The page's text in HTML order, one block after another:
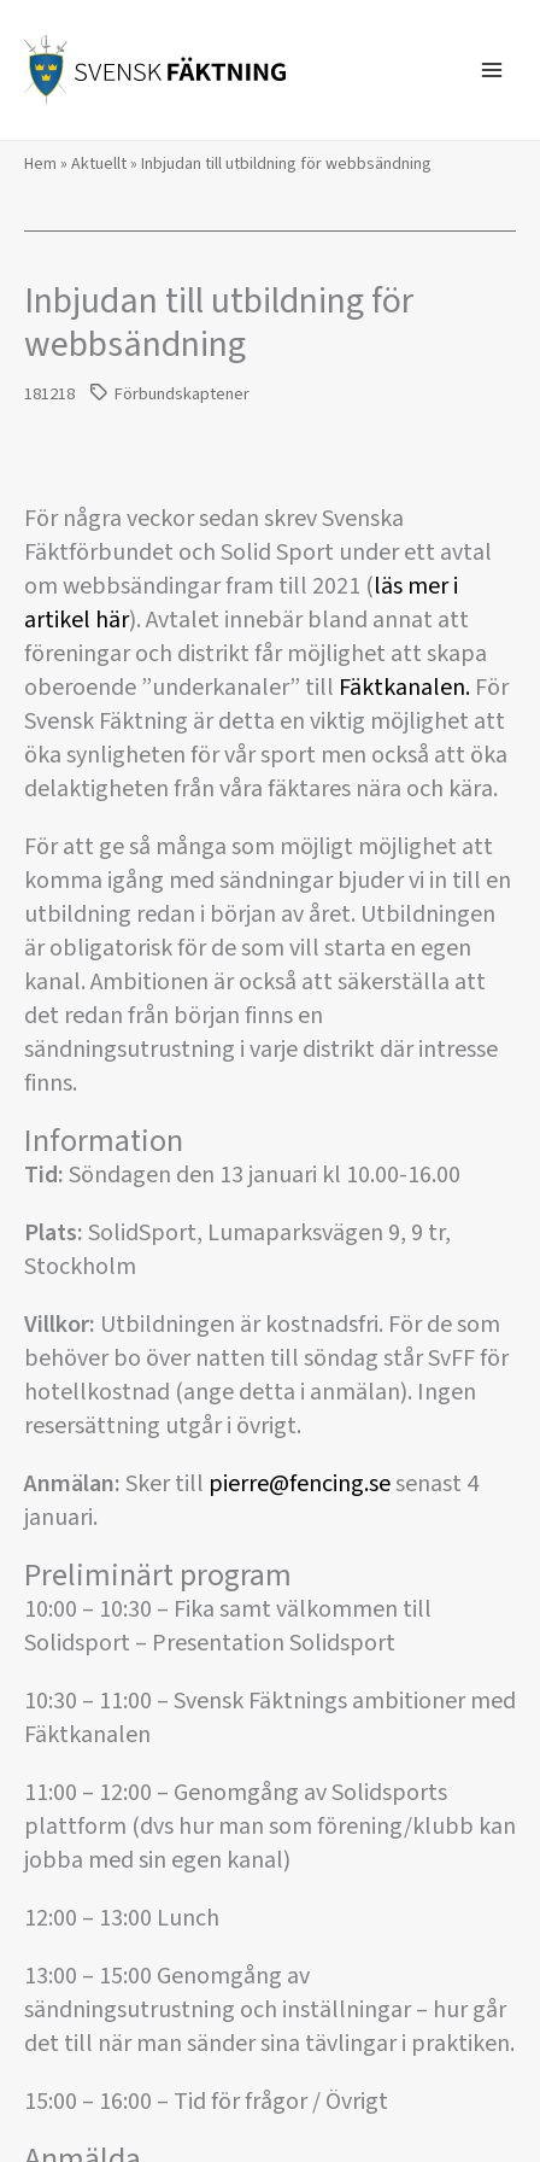
innehåll
Hem » Aktuellt» Inbjudan till utbildning för webbsändning
Inbjudan till utbildning för
webbsändning
181218 Förbundskaptener
För några veckor sedan skrev Svenska
Fäktförbundet och Solid Sport under ett avtal
om webbsändingar fram till 2021 (läs mer i
artikel här). Avtalet innebär bland annat att
föreningar och distrikt får möjlighet att skapa
oberoende ”underkanaler” till Fäktkanalen. För
Svensk Fäktning är detta en viktig möjlighet att
öka synligheten för vår sport men också att öka
delaktigheten från våra fäktares nära och kära.
För att ge så många som möjligt möjlighet att
komma igång med sändningar bjuder vi in till en
utbildning redan i början av året. Utbildningen
är obligatorisk för de som vill starta en egen
kanal. Ambitionen är också att säkerställa att
det redan från början finns en
sändningsutrustning i varje distrikt där intresse
finns.
Information
Tid:Söndagen den 13 januari kl 10.00-16.00
Plats:SolidSport, Lumaparksvägen 9, 9 tr,
Stockholm
Villkor: Utbildningen är kostnadsfri. För de som
behöver bo över natten till söndag står SvFF för
hotellkostnad (ange detta i anmälan). Ingen
resersättning utgår i övrigt.
Anmälan:Sker till pierre@fencing.sesenast 4
januari.
Preliminärt program
10:00 – 10:30 – Fika samt välkommen till
Solidsport – Presentation Solidsport
10:30 – 11:00 – Svensk Fäktnings ambitioner med
Fäktkanalen
11:00 – 12:00 – Genomgång av Solidsports
plattform (dvs hur man som förening/klubb kan
jobba med sin egen kanal)
12:00 – 13:00 Lunch
13:00 – 15:00 Genomgång av
sändningsutrustning och inställningar – hur går
det till när man sänder sina tävlingar i praktiken.
15:00 – 16:00 – Tid för frågor / Övrigt